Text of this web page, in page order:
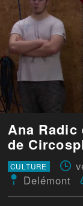
Ana
de
CULTURE
Delémont